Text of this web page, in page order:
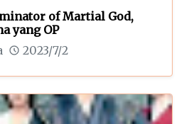
of Martial God,
yang OP
2023/7/2